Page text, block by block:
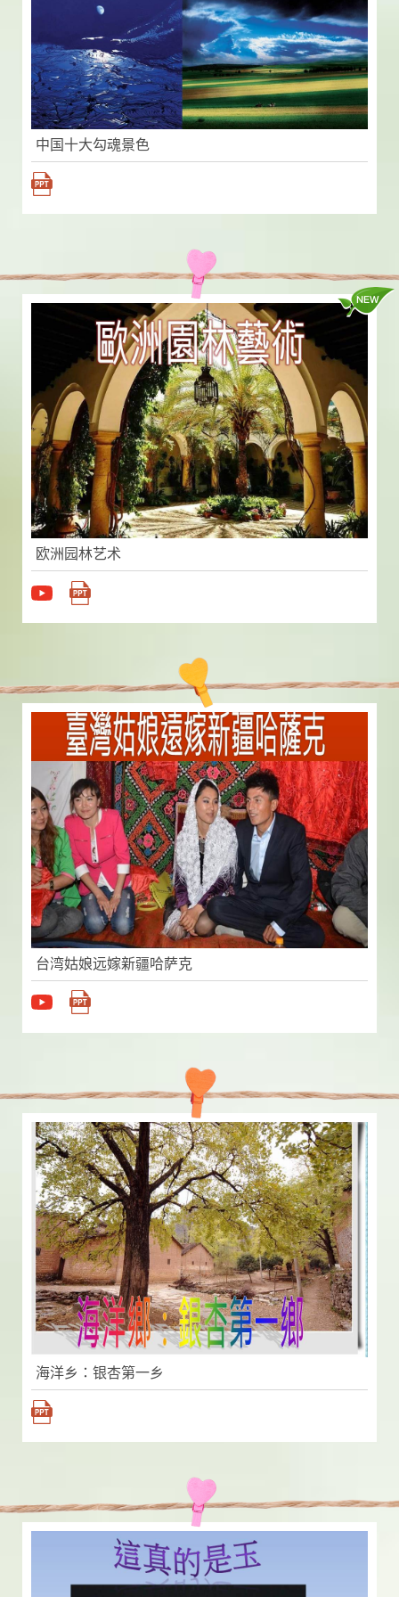
中国十大勾魂景色
欧洲园林艺术
台湾姑娘远嫁新疆哈萨克
海洋乡：银杏第一乡